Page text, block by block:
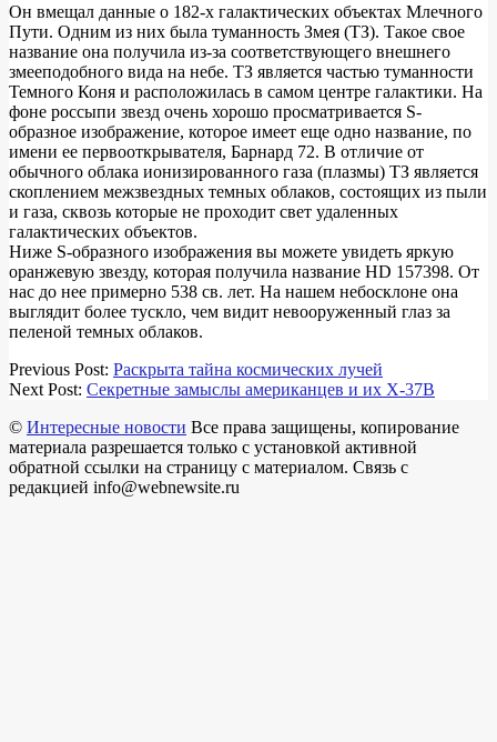
Он вмещал данные о 182-х галактических объектах Млечного
Пути. Одним из них была туманность Змея (ТЗ). Такое свое
название она получила из-за соответствующего внешнего
змееподобного вида на небе. ТЗ является частью туманности
Темного Коня и расположилась в самом центре галактики. На
фоне россыпи звезд очень хорошо просматривается S-
образное изображение, которое имеет еще одно название, по
имени ее первооткрывателя, Барнард 72. В отличие от
обычного облака ионизированного газа (плазмы) ТЗ является
скоплением межзвездных темных облаков, состоящих из пыли
и газа, сквозь которые не проходит свет удаленных
галактических объектов.
Ниже S-образного изображения вы можете увидеть яркую
оранжевую звезду, которая получила название HD 157398. От
нас до нее примерно 538 св. лет. На нашем небосклоне она
выглядит более тускло, чем видит невооруженный глаз за
пеленой темных облаков.
2018-
03-
Previous Post: Раскрыта тайна космических лучей
Next Post: Секретные замыслы американцев и их X-37B
© Интересные новости Все права защищены, копирование
материала разрешается только с установкой активной
обратной ссылки на страницу с материалом. Связь с
редакцией info@webnewsite.ru